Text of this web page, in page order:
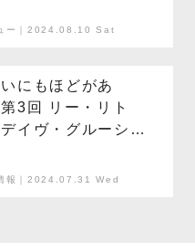
ー｜2024.08.10 Sat
にもほどがあ
3回 リー・リト
イヴ・グルーシン
報｜2024.07.31 Wed